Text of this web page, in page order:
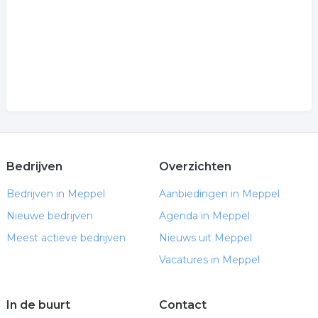
Bedrijven
Bedrijven in Meppel
Nieuwe bedrijven
Meest actieve bedrijven
Overzichten
Aanbiedingen in Meppel
Agenda in Meppel
Nieuws uit Meppel
Vacatures in Meppel
In de buurt Contact